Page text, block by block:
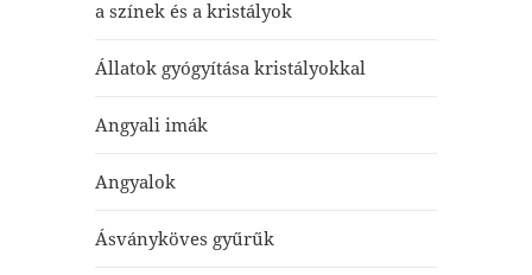
a színek és a kristályok
Állatok gyógyítása kristályokkal
Angyali imák
Angyalok
Ásványköves gyűrűk